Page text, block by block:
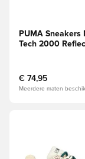
PUMA Sneakers
Tech 2000
€ 74,95
Meerdere maten
Opent een